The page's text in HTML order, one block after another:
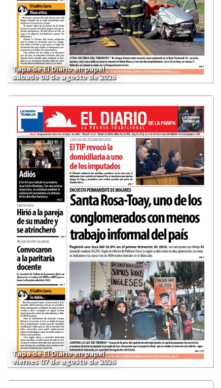
Tapa de El Diario en papel
sábado 08 de agosto de 2026
Tapa de El Diario en papel
viernes 07 de agosto de 2026